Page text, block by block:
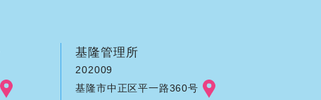
基隆管理所
202009
基隆市中正区平一路360号